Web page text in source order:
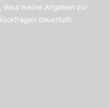
meine Angaben zur
dauerhaft